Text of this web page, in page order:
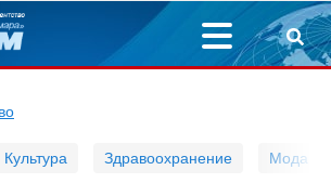
Культура Здравоохранение Мода